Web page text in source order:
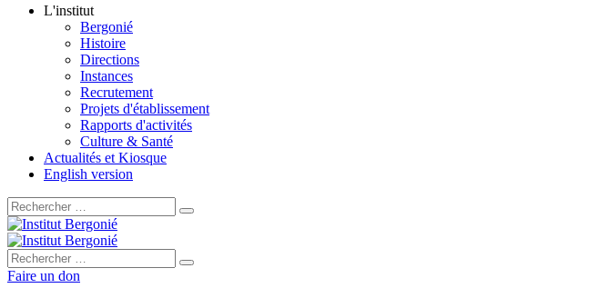
L'institut
Bergonié
Histoire
Directions
Instances
Recrutement
Projets d'établissement
Rapports d'activités
Culture & Santé
Actualités et Kiosque
English version
Rechercher :
Rechercher :
Faire un don